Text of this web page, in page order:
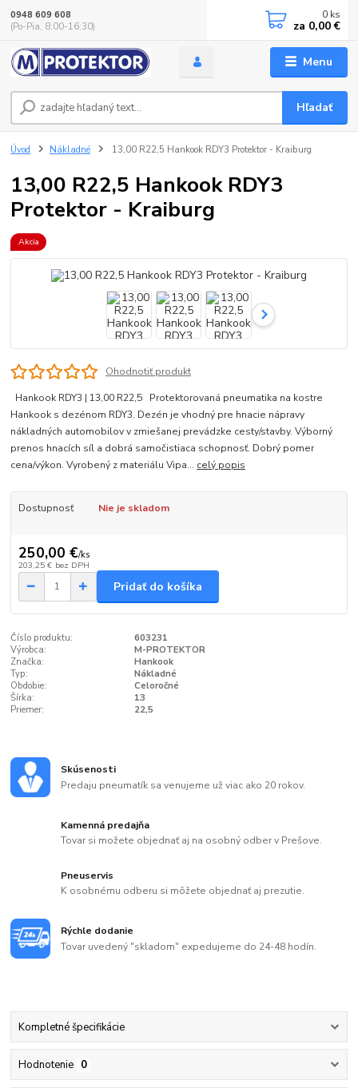
Menu
Hľadať
0948 609 608
(Po-Pia, 8:00-16:30)
0 ks
za 0,00 €
Úvod Nákladné 13,00 R22,5 Hankook RDY3 Protektor - Kraiburg
13,00 R22,5 Hankook RDY3
Protektor - Kraiburg
Akcia
Ohodnotiť produkt
Hankook RDY3 | 13,00 R22,5 Protektorovaná pneumatika na kostre
Hankook s dezénom RDY3. Dezén je vhodný pre hnacie nápravy
nákladných automobilov v zmiešanej prevádzke cesty/stavby. Výborný
prenos hnacích síl a dobrá samočistiaca schopnosť. Dobrý pomer
cena/výkon. Vyrobený z materiálu Vipa... celý popis
Dostupnosť Nie je skladom
250,00 €/ks
203,25 € bez DPH
Pridať do košíka
Číslo produktu:
603231
Výrobca:
M-PROTEKTOR
Značka:
Hankook
Typ:
Nákladné
Obdobie:
Celoročné
Šírka:
13
Priemer:
22,5
Skúsenosti
Predaju pneumatík sa venujeme už viac ako 20 rokov.
Kamenná predajňa
Tovar si možete objednať aj na osobný odber v Prešove.
Pneuservis
K osobnému odberu si môžete objednať aj prezutie.
Rýchle dodanie
Tovar uvedený "skladom" expedujeme do 24-48 hodín.
Kompletné špecifikácie
Hodnotenie 0